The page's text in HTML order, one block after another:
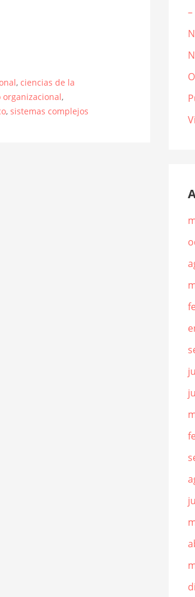
,ciencias de la
organizacional,
,sistemas complejos